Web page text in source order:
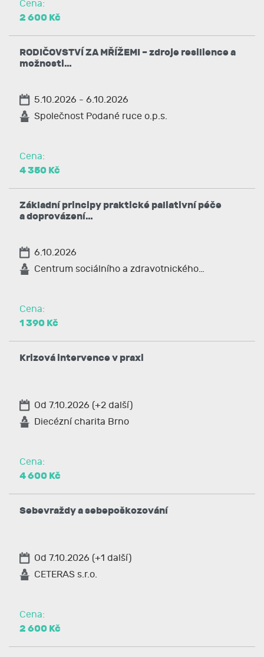
Cena:
2 600 Kč
RODIČOVSTVÍ ZA MŘÍŽEMI – zdroje resilience a
možnosti…
5.10.2026 - 6.10.2026
Společnost Podané ruce o.p.s.
Cena:
4 350 Kč
Základní principy praktické paliativní péče
a doprovázení…
6.10.2026
Centrum sociálního a zdravotnického…
Cena:
1 390 Kč
Krizová intervence v praxi
Od 7.10.2026 (+2 další)
Diecézní charita Brno
Cena:
4 600 Kč
Sebevraždy a sebepoškozování
Od 7.10.2026 (+1 další)
CETERAS s.r.o.
Cena:
2 600 Kč